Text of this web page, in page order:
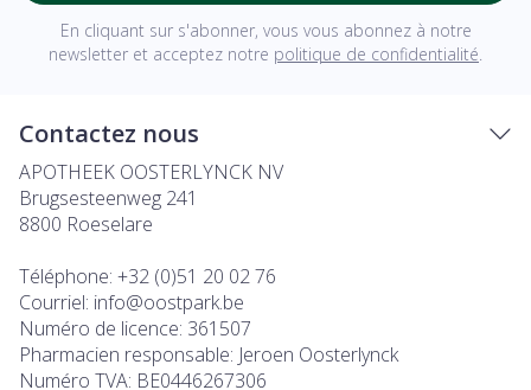
En cliquant sur s'abonner, vous vous abonnez à notre
newsletter et acceptez notre politique de confidentialité.
Contactez nous
APOTHEEK OOSTERLYNCK NV
Brugsesteenweg 241
8800 Roeselare
Téléphone: +32 (0)51 20 02 76
Courriel: info@oostpark.be
Numéro de licence: 361507
Pharmacien responsable: Jeroen Oosterlynck
Numéro TVA: BE0446267306